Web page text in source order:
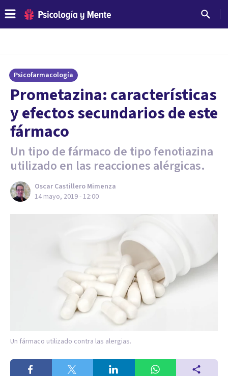
Psicofarmacología
Prometazina: características
y efectos secundarios de este
fármaco
Un tipo de fármaco de tipo fenotiazina
utilizado en las reacciones alérgicas.
Oscar Castillero Mimenza
14 mayo, 2019 - 12:00
Un fármaco utilizado contra las alergias.